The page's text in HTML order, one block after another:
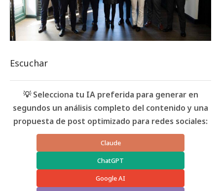
Escuchar
💡 Selecciona tu IA preferida para generar en
segundos un análisis completo del contenido y una
propuesta de post optimizado para redes sociales:
Claude
ChatGPT
Google AI